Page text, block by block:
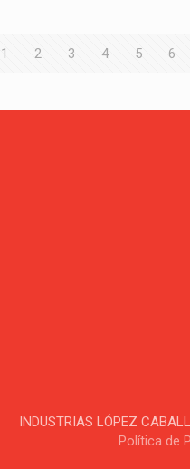
1 2 3 4 5 6
INDUSTRIAS LÓPEZ
Política de